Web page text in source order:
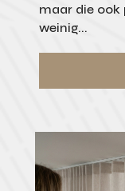
maar die ook
weinig...